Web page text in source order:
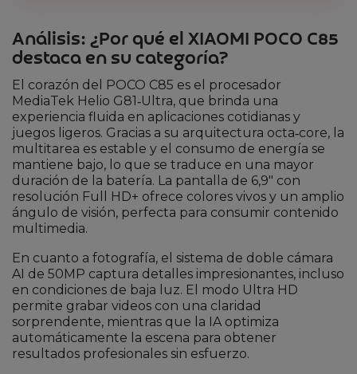
Análisis: ¿Por qué el XIAOMI POCO C85
destaca en su categoría?
El corazón del POCO C85 es el procesador
MediaTek Helio G81‑Ultra, que brinda una
experiencia fluida en aplicaciones cotidianas y
juegos ligeros. Gracias a su arquitectura octa‑core, la
multitarea es estable y el consumo de energía se
mantiene bajo, lo que se traduce en una mayor
duración de la batería. La pantalla de 6,9″ con
resolución Full HD+ ofrece colores vivos y un amplio
ángulo de visión, perfecta para consumir contenido
multimedia.
En cuanto a fotografía, el sistema de doble cámara
AI de 50MP captura detalles impresionantes, incluso
en condiciones de baja luz. El modo Ultra HD
permite grabar videos con una claridad
sorprendente, mientras que la IA optimiza
automáticamente la escena para obtener
resultados profesionales sin esfuerzo.